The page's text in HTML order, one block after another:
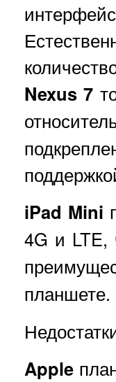
Nexus 7
iPad Mini
4G и LTE,
планшете.
Apple